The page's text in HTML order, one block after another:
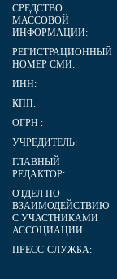
СРЕДСТВО
МАССОВОЙ
ИНФОРМАЦИИ:
РЕГИСТРАЦИОННЫЙ
НОМЕР СМИ:
ИНН:
КПП:
ОГРН :
УЧРЕДИТЕЛЬ:
ГЛАВНЫЙ
РЕДАКТОР:
ОТДЕЛ ПО
ВЗАИМОДЕЙСТВИЮ
С УЧАСТНИКАМИ
АССОЦИАЦИИ:
ПРЕСС-СЛУЖБА: